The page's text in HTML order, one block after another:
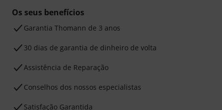
Os seus benefícios
Garantia Thomann de 3 anos
30 dias de garantia de dinheiro de volta
Assistência de Reparação
Conselhos dos nossos especialistas
Satisfação Garantida